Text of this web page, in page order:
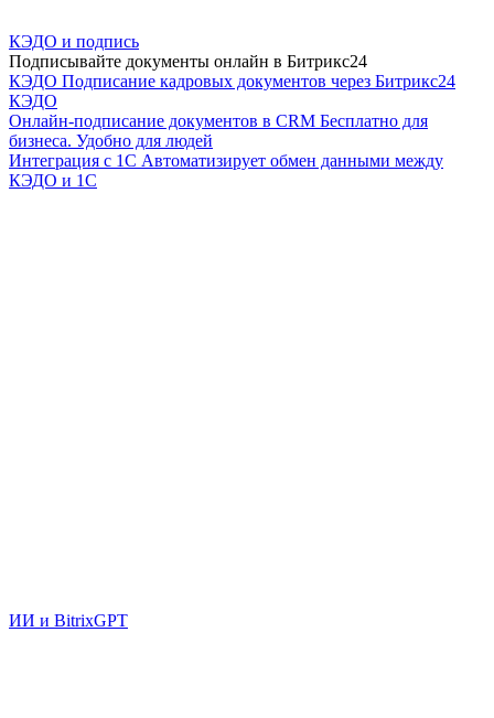
КЭДО и подпись
Подписывайте документы онлайн в Битрикс24
КЭДО Подписание кадровых документов через Битрикс24
КЭДО
Онлайн-подписание документов в CRM Бесплатно для
бизнеса. Удобно для людей
Интеграция с 1С Автоматизирует обмен данными между
КЭДО и 1С
ИИ и BitrixGPT